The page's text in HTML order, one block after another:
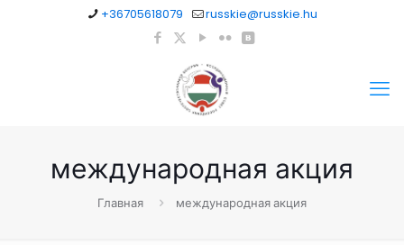
+36705618079 russkie@russkie.hu
международная акция
Главная международная акция